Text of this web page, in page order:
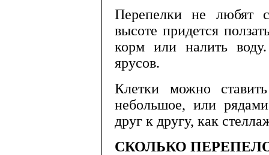
Перепелки не любят
высоте придется
корм или налить
ярусов.
Клетки можно
небольшое, или
друг к другу, как
СКОЛЬКО